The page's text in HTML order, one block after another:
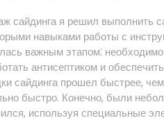
сайдинга я решил выполнить
навыками работы с
важным этапом⁚
антисептиком и
сайдинга прошел быстрее,
быстро. Конечно, были
используя специальные